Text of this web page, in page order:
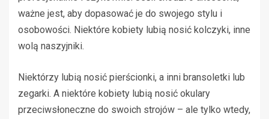
ważne jest, aby dopasować je do swojego stylu i
osobowości. Niektóre kobiety lubią nosić kolczyki, inne
wolą naszyjniki.
Niektórzy lubią nosić pierścionki, a inni bransoletki lub
zegarki. A niektóre kobiety lubią nosić okulary
przeciwsłoneczne do swoich strojów – ale tylko wtedy,